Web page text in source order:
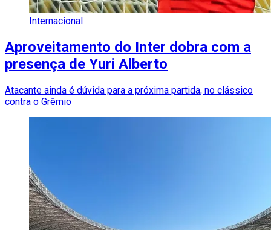
Internacional
Aproveitamento do Inter dobra com a
presença de Yuri Alberto
Atacante ainda é dúvida para a próxima partida, no clássico
contra o Grêmio